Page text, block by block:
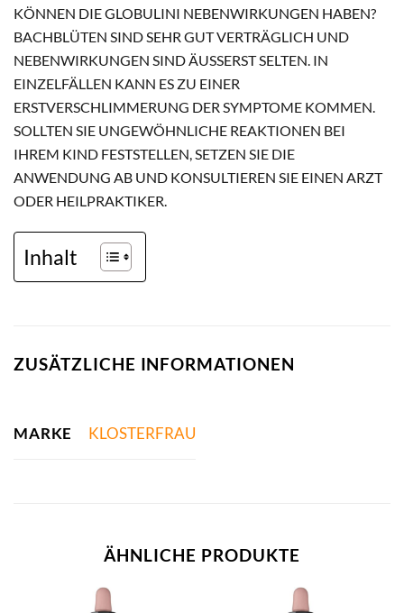
KÖNNEN DIE GLOBULINI NEBENWIRKUNGEN HABEN?
BACHBLÜTEN SIND SEHR GUT VERTRÄGLICH UND
NEBENWIRKUNGEN SIND ÄUSSERST SELTEN. IN E
INZELFÄLLEN KANN ES ZU EINER E
RSTVERSCHLIMMERUNG DER SYMPTOME KOMMEN. S
OLLTEN SIE UNGEWÖHNLICHE REAKTIONEN BEI I
HREM KIND FESTSTELLEN, SETZEN SIE DIE A
NWENDUNG AB UND KONSULTIEREN SIE EINEN ARZT O
DER HEILPRAKTIKER.
Inhalt
ZUSÄTZLICHE INFORMATIONEN
MARKE KLOSTERFRAU
ÄHNLICHE PRODUKTE